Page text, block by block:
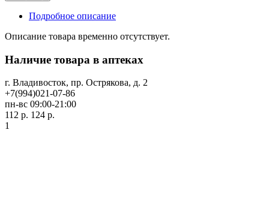
Подробное описание
Описание товара временно отсутствует.
Наличие товара в аптеках
г. Владивосток, пр. Острякова, д. 2
+7(994)021-07-86
пн-вс 09:00-21:00
112 р. 124 р.
1